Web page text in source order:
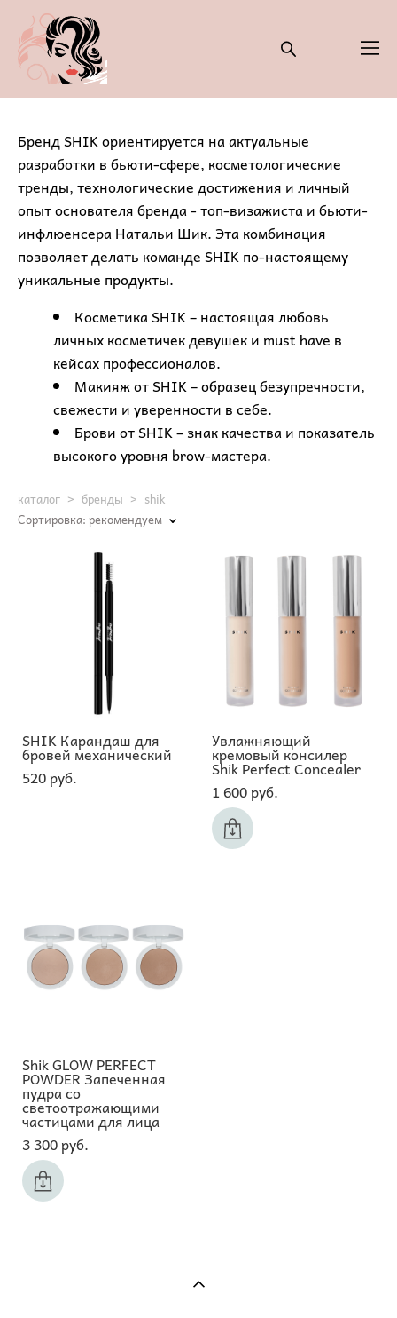
Бренд SHIK ориентируется на актуальные
разработки в бьюти-сфере, косметологические
тренды, технологические достижения и личный
опыт основателя бренда - топ-визажиста и бьюти-
инфлюенсера Натальи Шик. Эта комбинация
позволяет делать команде SHIK по-настоящему
уникальные продукты.
Косметика SHIK – настоящая любовь
личных косметичек девушек и must have в
кейсах профессионалов.
Макияж от SHIK – образец безупречности,
свежести и уверенности в себе.
Брови от SHIK – знак качества и показатель
высокого уровня brow-мастера.
каталог > бренды > shik
Сортировка:рекомендуем
SHIK Карандаш для
бровей механический
520 pуб.
Увлажняющий
кремовый консилер
Shik Perfect Concealer
1 600 pуб.
Shik GLOW PERFECT
POWDER Запеченная
пудра со
светоотражающими
частицами для лица
3 300 pуб.